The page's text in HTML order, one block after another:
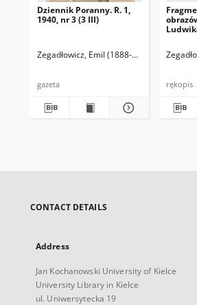
Dziennik Poranny. R. 1,
1940, nr 3 (3 III)
Zegadłowicz, Emil (1888-1941) Reischer
gazeta rękopis
CONTACT DETAILS
Address
Jan Kochanowski University of Kielce
University Library in Kielce
ul. Uniwersytecka 19